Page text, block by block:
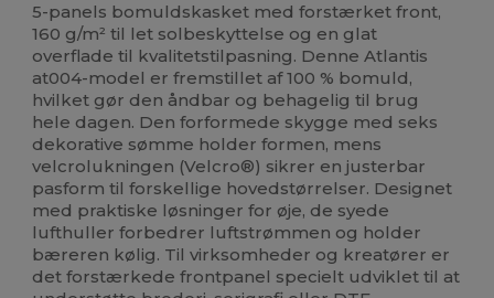
5-panels bomuldskasket med forstærket front,
160 g/m² til let solbeskyttelse og en glat
overflade til kvalitetstilpasning. Denne Atlantis
at004-model er fremstillet af 100 % bomuld,
hvilket gør den åndbar og behagelig til brug
hele dagen. Den forformede skygge med seks
dekorative sømme holder formen, mens
velcrolukningen (Velcro®) sikrer en justerbar
pasform til forskellige hovedstørrelser. Designet
med praktiske løsninger for øje, de syede
lufthuller forbedrer luftstrømmen og holder
bæreren kølig. Til virksomheder og kreatører er
det forstærkede frontpanel specielt udviklet til at